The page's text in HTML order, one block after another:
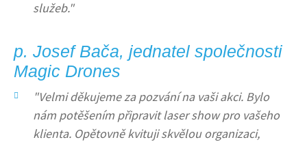
služeb."
p. Josef Bača, jednatel společnosti
Magic Drones
"Velmi děkujeme za pozvání na vaši akci. Bylo
nám potěšením připravit laser show pro vašeho
klienta. Opětovně kvituji skvělou organizaci,